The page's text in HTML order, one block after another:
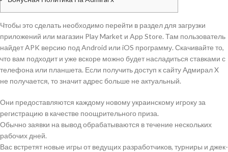
Чтобы это сделать необходимо перейти в раздел для загрузки
приложений или магазин Play Market и App Store. Там пользователь
найдет APK версию под Android или iOS программу. Скачивайте то,
что вам подходит и уже вскоре можно будет насладиться ставками с
телефона или планшета. Если получить доступ к сайту Адмирал X
не получается, то значит адрес больше не актуальный.
Они предоставляются каждому новому украинскому игроку за
регистрацию в качестве поощрительного приза.
Обычно заявки на вывод обрабатываются в течение нескольких
рабочих дней.
Вас встретят новые игры от ведущих разработчиков, турниры и джек-